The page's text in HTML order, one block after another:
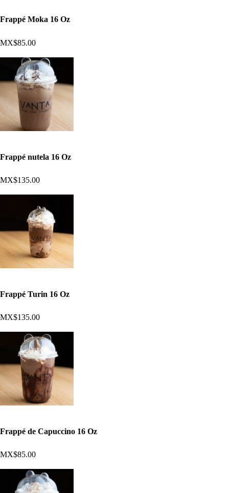
Frappé Moka 16 Oz
MX$85.00
Frappé nutela 16 Oz
MX$135.00
Frappé Turin 16 Oz
MX$135.00
Frappé de Capuccino 16 Oz
MX$85.00